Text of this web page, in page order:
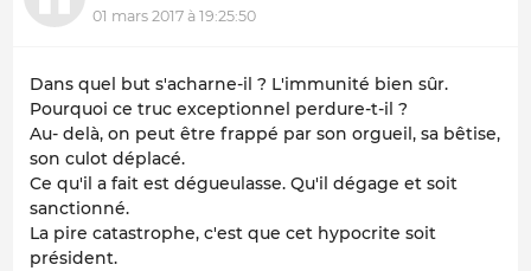
01 mars 2017 à 19:25:50
Dans quel but s'acharne-il ? L'immunité bien sûr.
Pourquoi ce truc exceptionnel perdure-t-il ?
Au- delà, on peut être frappé par son orgueil, sa bêtise,
son culot déplacé.
Ce qu'il a fait est dégueulasse. Qu'il dégage et soit
sanctionné.
La pire catastrophe, c'est que cet hypocrite soit
président.